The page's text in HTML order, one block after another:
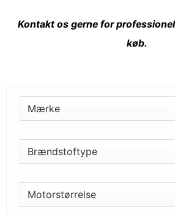
Kontaktos gerne for
køb.